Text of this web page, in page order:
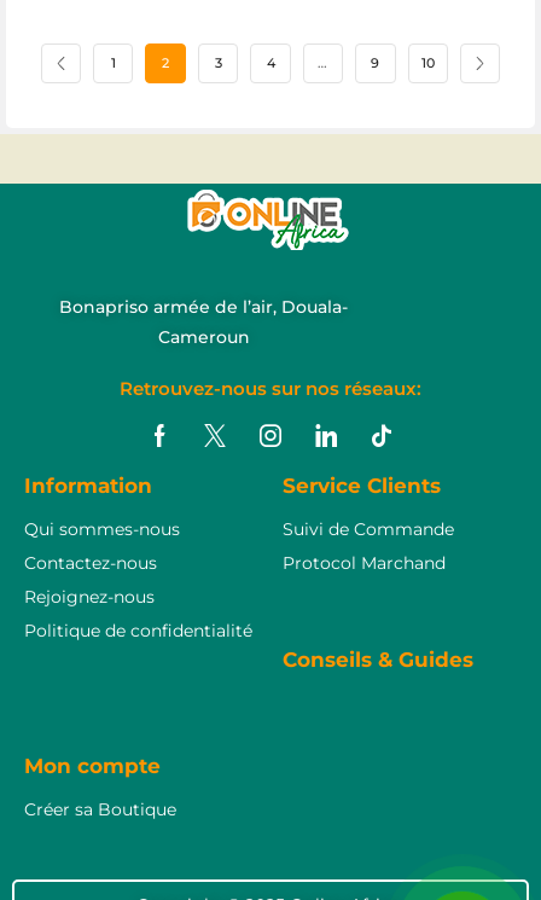
1 2 3 4 … 9 10
Bonapriso armée de l’air, Douala-
Cameroun
Retrouvez-nous sur nos réseaux:
Information
Qui sommes-nous
Contactez-nous
Rejoignez-nous
Politique de confidentialité
Service Clients
Suivi de Commande
Protocol Marchand
Conseils & Guides
Mon compte
Créer sa Boutique